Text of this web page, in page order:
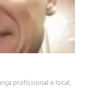
profissional e local,